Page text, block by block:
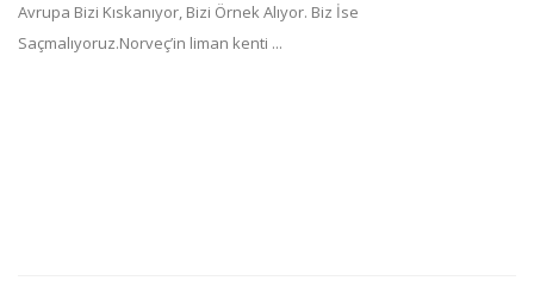
Avrupa Bizi Kıskanıyor, Bizi Örnek Alıyor. Biz İse
Saçmalıyoruz.Norveç’in liman kenti ...